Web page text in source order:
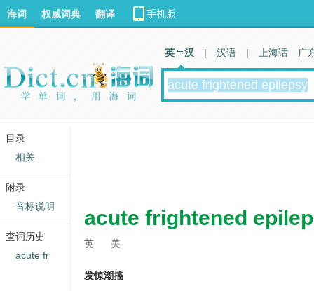
acute frightened
英 美
发惊潮搐
海词 权威词典 翻译
英 汉 | 汉语 | 上海话 广
目录
相关
附录
音标说明
查词历史
acute fr